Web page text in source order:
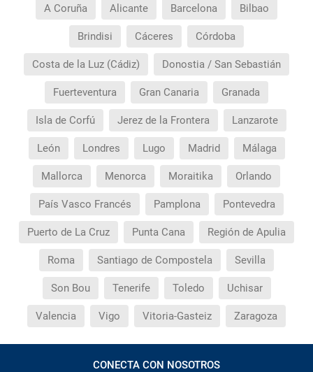
¿Cuáles son los impuestos de entrada y salida del
país si viajo a América?
¿Qué hago si el traslado contratado del aeropuerto
¿Necesito visado para poder ir a ...?
¿Por qué me sale el precio de un niño igual que el
precio de un adulto?
¿Cuántas veces debo imprimir el bono de los
A Coruña Alicante Barcelona Bilbao
Brindisi Cáceres Córdoba
Costa de la Luz (Cádiz) Donostia / San Sebastián
Fuerteventura Gran Canaria Granada
Isla de Corfú Jerez de la Frontera Lanzarote
León Londres Lugo Madrid Málaga
Mallorca Menorca Moraitika Orlando
País Vasco Francés Pamplona Pontevedra
Puerto de La Cruz Punta Cana Región de Apulia
Roma Santiago de Compostela Sevilla
Son Bou Tenerife Toledo Uchisar
Valencia Vigo Vitoria-Gasteiz Zaragoza
CONECTA CON NOSOTROS